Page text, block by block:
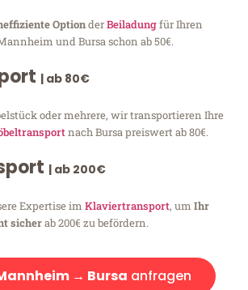
OptionderBeiladungfür Ihren
und Bursa schon ab 50€.
| ab 80€
oder mehrere, wir transportieren Ihre
nach Bursa preiswert ab 80€.
| ab 200€
Expertise im Klaviertransport, um Ihr
sicherab 200€ zu befördern.
→ Bursa anfragen